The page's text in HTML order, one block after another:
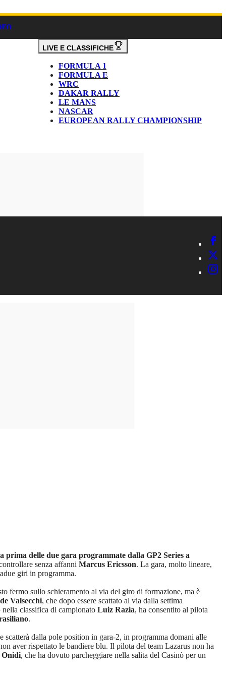
LIVE E CLASSIFICHE
FORMULA 1
FORMULA E
WRC
DAKAR RALLY
LE MANS
NASCAR
EUROPEAN RALLY CHAMPIONSHIP
prima delle due gara programmate dalla GP2 Series a
senza affanni Marcus Ericsson. La gara, molto lineare,
giri in programma.
fermo sullo schieramento al via del giro di formazione, ma è
Valsecchi, che dopo essere scattato al via dalla settima
classifica di campionato Luiz Razia, ha consentito al pilota
.
scatterà dalla pole position in gara-2, in programma domani alle
aver rispettato le bandiere blu. Il pilota del team Lazarus non ha
Onidi, che ha dovuto parcheggiare nella salita del Casinò per un